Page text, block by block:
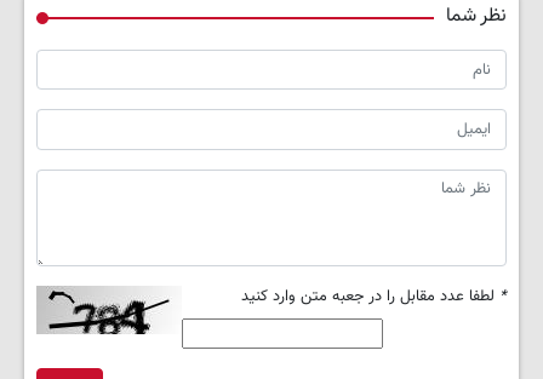
نظر شما
* لطفا عدد مقابل را در جعبه متن وارد کنید